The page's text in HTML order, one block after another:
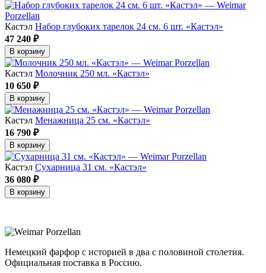
Кастэл Набор глубоких тарелок 24 см. 6 шт. «Кастэл»
47 240 ₽
В корзину
Кастэл Молочник 250 мл. «Кастэл»
10 650 ₽
В корзину
Кастэл Менажница 25 см. «Кастэл»
16 790 ₽
В корзину
Кастэл Сухарница 31 см. «Кастэл»
36 080 ₽
В корзину
Немецкий фарфор с историей в два с половиной столетия.
Официальная поставка в Россию.